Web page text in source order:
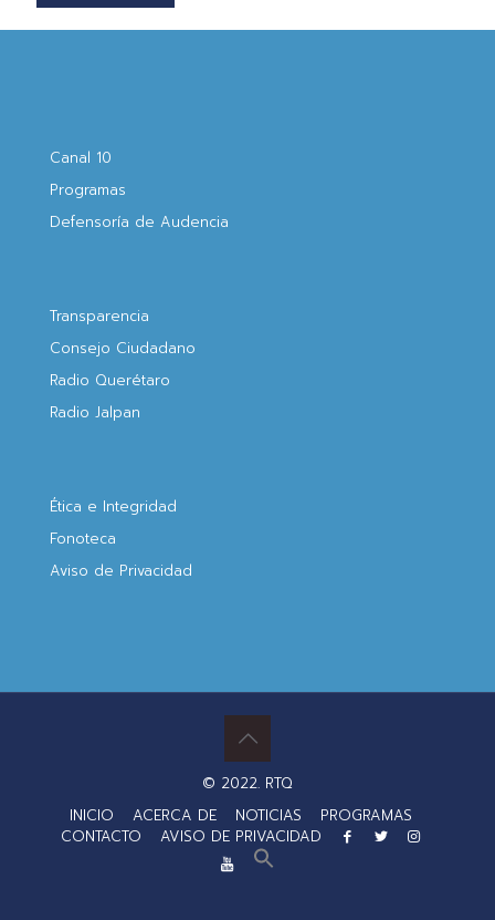
Canal 10
Programas
Defensoría de Audencia
Transparencia
Consejo Ciudadano
Radio Querétaro
Radio Jalpan
Ética e Integridad
Fonoteca
Aviso de Privacidad
© 2022. RTQ
INICIO
ACERCA DE NOTICIAS
PROGRAMAS
CONTACTO
AVISO DE PRIVACIDAD